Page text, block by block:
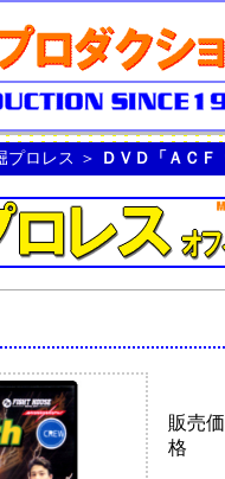
プロレス ＞ ＤＶＤ「ＡＣＦ
販売価
格